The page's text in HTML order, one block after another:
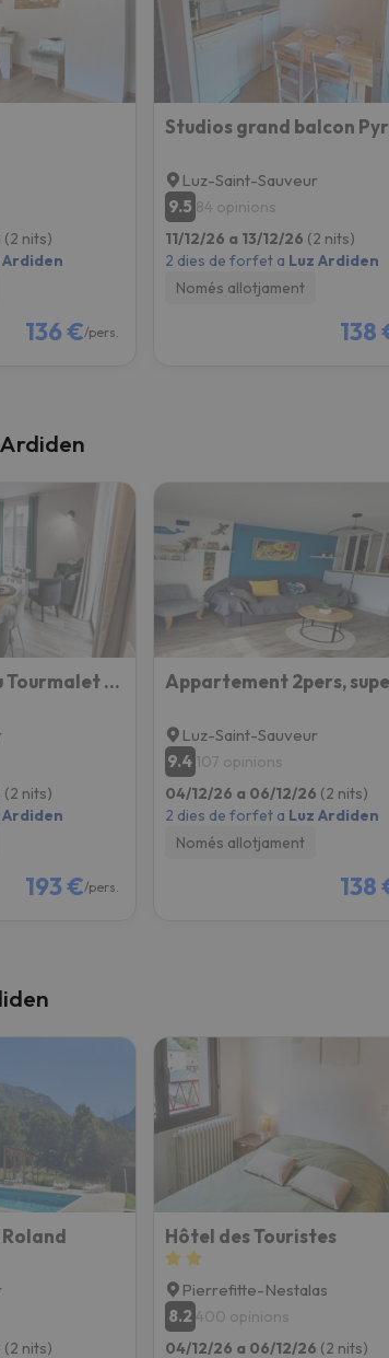
(2 nits)
Ardiden
136 €/pers.
Studios grand balcon
Luz-Saint-Sauveur
9.5 84 opinions
11/12/26 a 13/12/26 (2 nits)
2 dies de forfet a Luz Ardiden
Només allotjament
138
La parenthèse du Tourmalet - séjour tout compris - draps et ménage inclus-
(2 nits)
Ardiden
193 €/pers.
Luz-Saint-Sauveur
9.4 107 opinions
04/12/26 a 06/12/26 (2 nits)
2 dies de forfet a Luz Ardiden
Només allotjament
138
Roland
(2 nits)
Hôtel des Touristes
Pierrefitte-Nestalas
8.2 400 opinions
04/12/26 a 06/12/26 (2 nits)